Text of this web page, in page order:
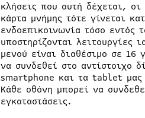
κλήσεις που αυτή δέχεται,
κάρτα μνήμης τότε γίνεται
ενδοεπικοινωνία τόσο εντός
υποστηρίζονται λειτουργίες
μενού είναι διαθέσιμο σε
να συνδεθεί στο αντίστοιχο
smartphone και τα tablet μας
Κάθε οθόνη μπορεί να
εγκαταστάσεις.